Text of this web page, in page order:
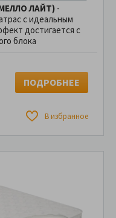
ЛАЙТ) -
с идеальным
достигается с
блока
В избранное
ПОДРОБНЕЕ